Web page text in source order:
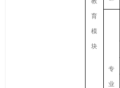
育
模
块
专
业